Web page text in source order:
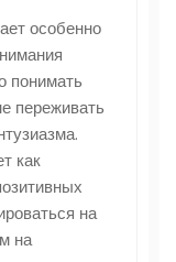
особенно
понимать
переживать
как
на
на